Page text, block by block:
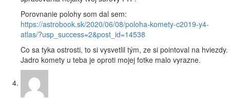
Porovnanie polohy som dal sem:
https://astrobook.sk/2020/06/08/poloha-komety-c2019-y4-
atlas/?usp_success=2&post_id=14538
Co sa tyka ostrosti, to si vysvetlil tým, ze si pointoval na hviezdy.
Jadro komety u teba je oproti mojej fotke malo vyrazne.